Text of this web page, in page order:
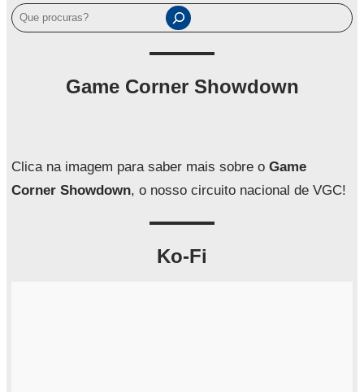
P
e
a
Game Corner Showdown
Clica na imagem para saber mais sobre o Game
Corner Showdown, o nosso circuito nacional de VGC!
Ko-Fi